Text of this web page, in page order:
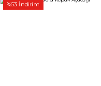
%53 İndirim